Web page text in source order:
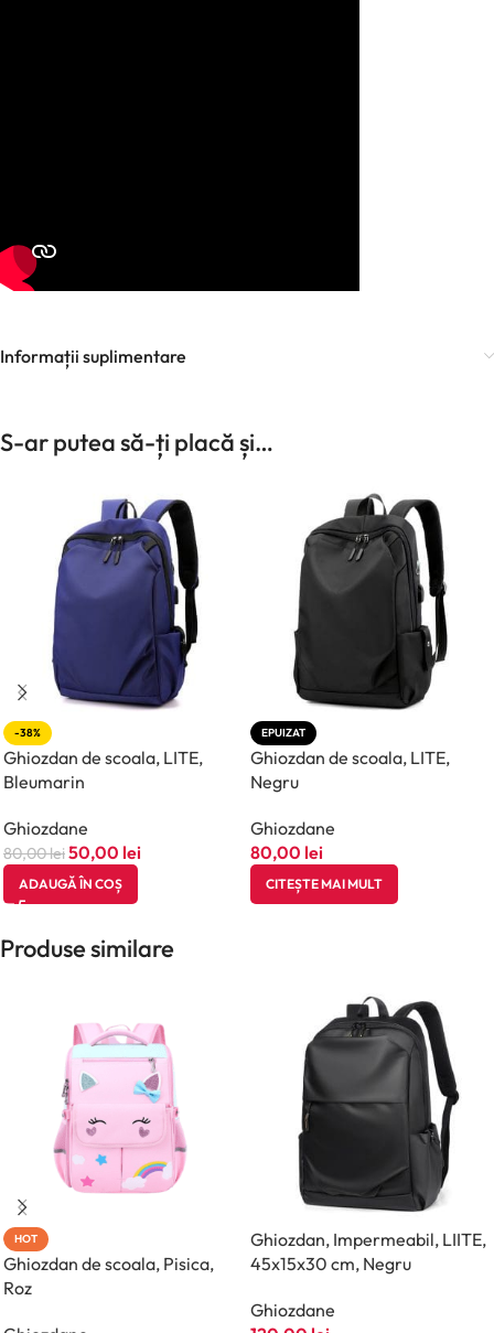
Informații suplimentare
S-ar putea să-ți placă și…
-38%
Ghiozdan de scoala, LITE,
Bleumarin
Ghiozdane
80,00lei50,00 lei
ADAUGĂ ÎN COȘ
EPUIZAT
Ghiozdan de scoala, LITE,
Negru
Ghiozdane
80,00 lei
CITEȘTE MAI MULT
Produse similare
HOT
Ghiozdan de scoala, Pisica,
Roz
Ghiozdan, Impermeabil, LIITE,
45x15x30 cm, Negru
Ghiozdane